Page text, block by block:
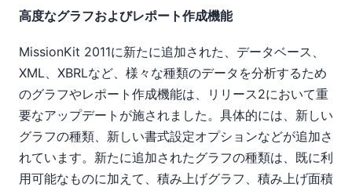
高度なグラフおよびレポート作成機能
MissionKit 2011に新たに追加された、データベース、
XML、XBRLなど、様々な種類のデータを分析するため
のグラフやレポート作成機能は、リリース2において重
要なアップデートが施されました。具体的には、新しい
グラフの種類、新しい書式設定オプションなどが追加さ
れています。新たに追加されたグラフの種類は、既に利
用可能なものに加えて、積み上げグラフ、積み上げ面積